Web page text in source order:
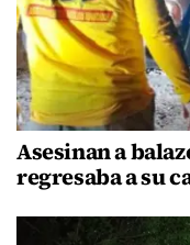
Asesinan a
regresaba a su